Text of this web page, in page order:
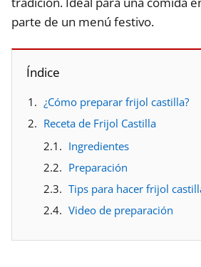
parte de un menú festivo.
Índice
¿Cómo preparar frijol castilla?
Receta de Frijol Castilla
Ingredientes
Preparación
Tips para hacer frijol
Video de preparación